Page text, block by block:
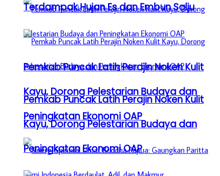
Pemkab Puncak Latih Perajin Noken Kulit
Kayu, Dorong Pelestarian Budaya dan
Peningkatan Ekonomi OAP
Terdampak Hujan Es dan Embun Salju
Pemkab Puncak Latih Perajin Noken Kulit
Kayu, Dorong Pelestarian Budaya dan
Peningkatan Ekonomi OAP